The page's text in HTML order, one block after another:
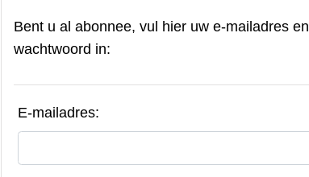
Bent u al abonnee, vul hier uw e-mailadres en
wachtwoord in:
E-mailadres: